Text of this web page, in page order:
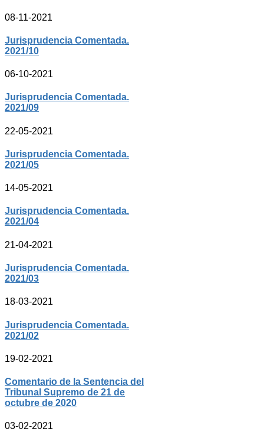
08-11-2021
Jurisprudencia Comentada.
2021/10
06-10-2021
Jurisprudencia Comentada.
2021/09
22-05-2021
Jurisprudencia Comentada.
2021/05
14-05-2021
Jurisprudencia Comentada.
2021/04
21-04-2021
Jurisprudencia Comentada.
2021/03
18-03-2021
Jurisprudencia Comentada.
2021/02
19-02-2021
Comentario de la Sentencia del
Tribunal Supremo de 21 de
octubre de 2020
03-02-2021